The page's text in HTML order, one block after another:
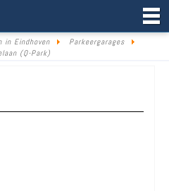
in Eindhoven
Parkeergarages
(Q-Park)